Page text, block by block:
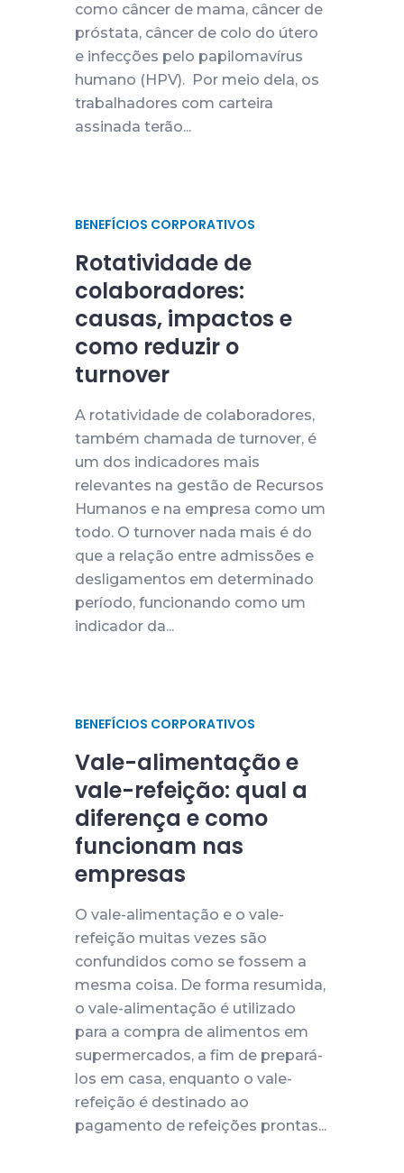
como câncer de mama, câncer de
próstata, câncer de colo do útero
e infecções pelo papilomavírus
humano (HPV). Por meio dela, os
trabalhadores com carteira
assinada terão...
BENEFÍCIOS CORPORATIVOS
Rotatividade de
colaboradores:
causas, impactos e
como reduzir o
turnover
A rotatividade de colaboradores,
também chamada de turnover, é
um dos indicadores mais
relevantes na gestão de Recursos
Humanos e na empresa como um
todo. O turnover nada mais é do
que a relação entre admissões e
desligamentos em determinado
período, funcionando como um
indicador da...
BENEFÍCIOS CORPORATIVOS
Vale-alimentação e
vale-refeição: qual a
diferença e como
funcionam nas
empresas
O vale-alimentação e o vale-
refeição muitas vezes são
confundidos como se fossem a
mesma coisa. De forma resumida,
o vale-alimentação é utilizado
para a compra de alimentos em
supermercados, a fim de prepará-
los em casa, enquanto o vale-
refeição é destinado ao
pagamento de refeições prontas...